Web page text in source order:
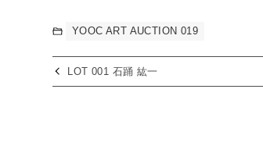
YOOC ART AUCTION 019
LOT 001 石踊 紘一